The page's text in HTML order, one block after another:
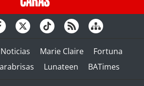
Noticias Marie Claire
Fortuna
Lunateen BATimes